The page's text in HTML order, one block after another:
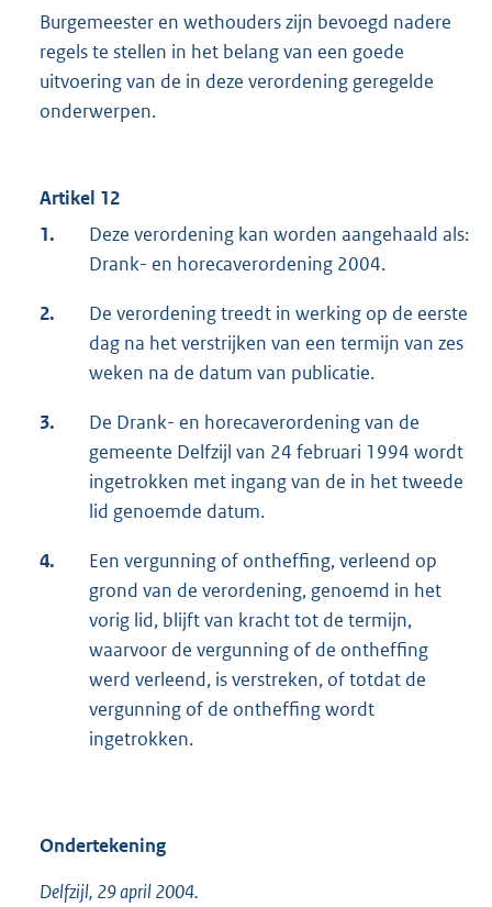
Burgemeester en wethouders zijn bevoegd nadere
regels te stellen in het belang van een goede
uitvoering van de in deze verordening geregelde
onderwerpen.
Artikel 12
1.
Deze verordening kan worden aangehaald als:
Drank- en horecaverordening 2004.
2.
De verordening treedt in werking op de eerste
dag na het verstrijken van een termijn van zes
weken na de datum van publicatie.
3.
De Drank- en horecaverordening van de
gemeente Delfzijl van 24 februari 1994 wordt
ingetrokken met ingang van de in het tweede
lid genoemde datum.
4.
Een vergunning of ontheffing, verleend op
grond van de verordening, genoemd in het
vorig lid, blijft van kracht tot de termijn,
waarvoor de vergunning of de ontheffing
werd verleend, is verstreken, of totdat de
vergunning of de ontheffing wordt
ingetrokken.
Ondertekening
Delfzijl, 29 april 2004.